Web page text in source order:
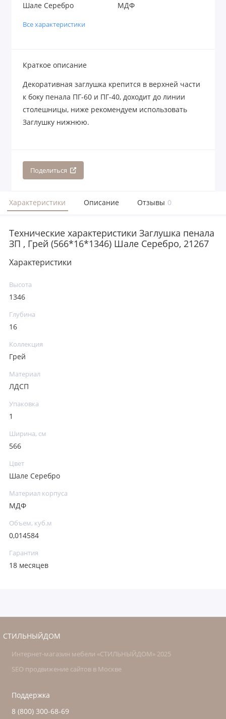
Шале Серебро МДФ
Все характеристики
Краткое описание
Декоративная заглушка крепится в верхней части
к боку пенала ПГ-60 и ПГ-40, доходит до линии
столешницы, ниже рекомендуем использовать
Заглушку нижнюю.
Поделиться
Характеристики Описание Отзывы 0
Технические характеристики Заглушка пенала
ЗП , Грей (566*16*1346) Шале Серебро, 21267
Характеристики
Высота
1346
Глубина
16
Коллекция
Грей
Материал
ЛДСП
Упаковка
1
Ширина, см
566
Цвет
Шале Серебро
Материал корпуса
МДФ
Объем, куб.м
0,014584
Гарантия
18 месяцев
СТИЛЬНЫЙДОМ
Интернет-магазин мебели «СТИЛЬНЫЙДОМ» 2025
SEO продвижение сайтов в Москве
Поддержка
8 (800) 300-68-69